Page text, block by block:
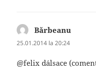
Bărbeanu
25.01.2014 la 20:24
@felix d´alsace